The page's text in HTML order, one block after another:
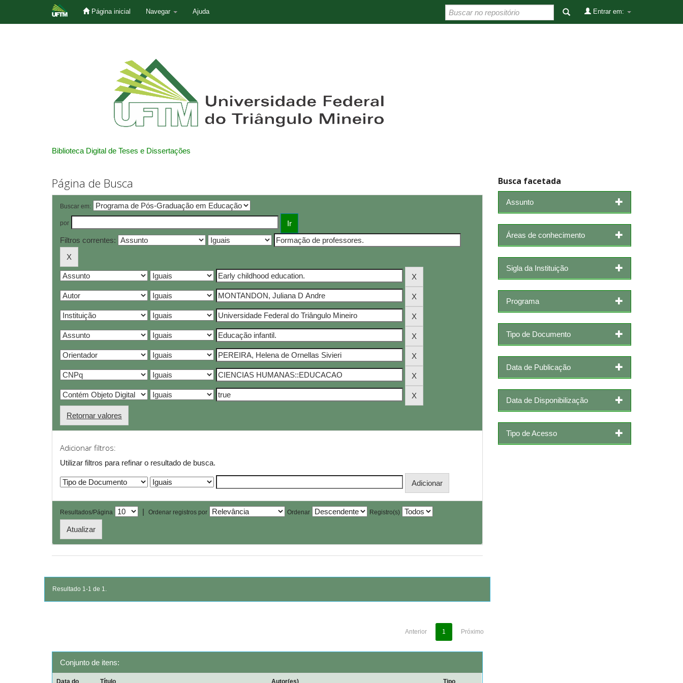
Página inicial Navegar Ajuda Entrar em:
Biblioteca Digital de Teses e Dissertações
Página de Busca
Buscar em:
por
Filtros correntes:
Retornar valores
Adicionar filtros:
Utilizar filtros para refinar o resultado de busca.
Resultados/Página | Ordenar registros por Ordenar Registro(s)
Resultado 1-1 de 1.
Anterior 1 Próximo
Conjunto de itens:
Data do Título Autor(es) Tipo
Busca facetada
Assunto
Áreas de conhecimento
Sigla da Instituição
Programa
Tipo de Documento
Data de Publicação
Data de Disponibilização
Tipo de Acesso